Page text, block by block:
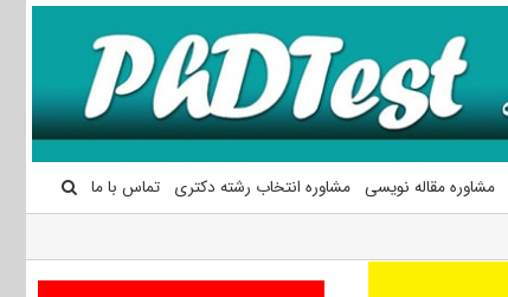
مشاوره مقاله نویسی مشاوره انتخاب رشته دکتری تماس با ما